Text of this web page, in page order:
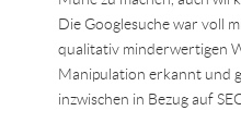
Die Googlesuche war voll
qualitativ minderwertigen
Manipulation erkannt und
inzwischen in Bezug auf